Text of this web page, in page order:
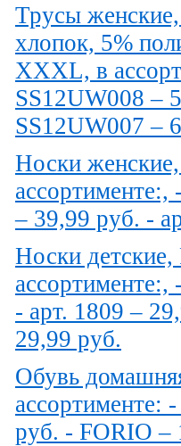
Трусы
хлопок, 5%
XXXL, в
SS12UW008 –
SS12UW007 –
Носки
ассортименте:,
– 39,99 руб. -
Носки
ассортименте:,
- арт. 1809 –
29,99 руб.
Обувь
ассортименте:
руб. - FORIO –